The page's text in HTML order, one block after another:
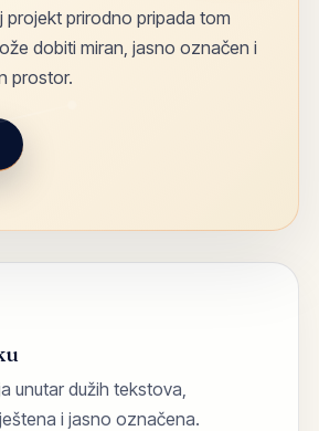
projekt prirodno pripada tom
dobiti miran, jasno označen i
prostor.
unutar dužih tekstova,
i jasno označena.